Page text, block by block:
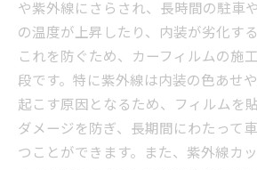
や紫外線にさらされ、長時間の駐車
の温度が上昇したり、内装が劣化す
これを防ぐため、カーフィルムの施
段です。特に紫外線は内装の色あせ
起こす原因となるため、フィルムを
ダメージを防ぎ、長期間にわたって
つことができます。また、紫外線カ